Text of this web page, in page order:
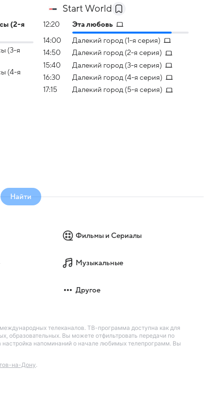
(2-я
(3-я
(4-я
Start World
12:20 Эта любовь
14:00
Далекий город (1-я серия)
14:50
Далекий город (2-я серия)
15:40
Далекий город (3-я серия)
16:30
Далекий город (4-я серия)
17:15
Далекий город (5-я серия)
Найти
Фильмы и Сериалы
Музыкальные
Другое
телеканалов. ТВ-программа доступна как для
образовательных. Вы можете отфильтровать передачи по
напоминаний о начале любимых телепрограмм. Вы
на-Дону.